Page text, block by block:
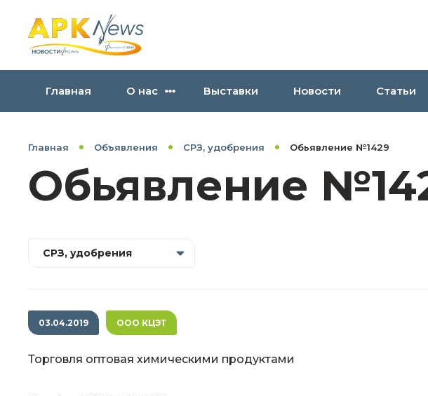
Главная О нас Выставки Новости Статьи
Главная Объявления СРЗ, удобрения Обьявление №1429
Обьявление
СРЗ, удобрения
03.04.2019 ООО КЦЭТ
Торговля оптовая химическими продуктами